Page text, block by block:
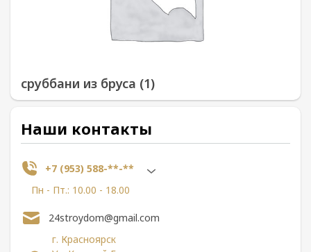
сруббани из бруса (1)
Наши контакты
+7 (953) 588-**-**
Пн - Пт.: 10.00 - 18.00
г. Красноярск
24stroydom@gmail.com